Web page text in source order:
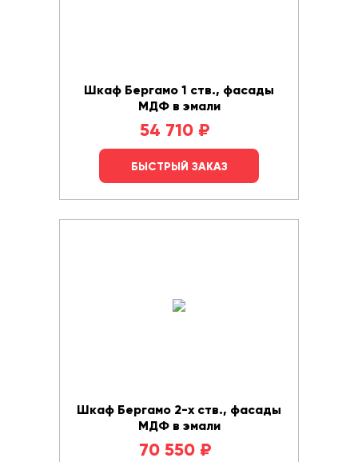
Шкаф Бергамо 1 ств., фасады
МДФ в эмали
54 710 ₽
БЫСТРЫЙ ЗАКАЗ
Шкаф Бергамо 2-х ств., фасады
МДФ в эмали
70 550 ₽